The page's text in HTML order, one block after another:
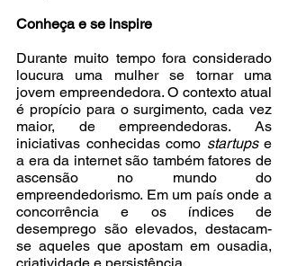
Conheça e se inspire
Durante muito tempo fora considerado
loucura uma mulher se tornar uma
jovem empreendedora. O contexto atual
é propício para o surgimento, cada vez
maior, de empreendedoras. As
iniciativas conhecidas como startups e
a era da internet são também fatores de
ascensão no mundo do
empreendedorismo. Em um país onde a
concorrência e os índices de
desemprego são elevados, destacam-
se aqueles que apostam em ousadia,